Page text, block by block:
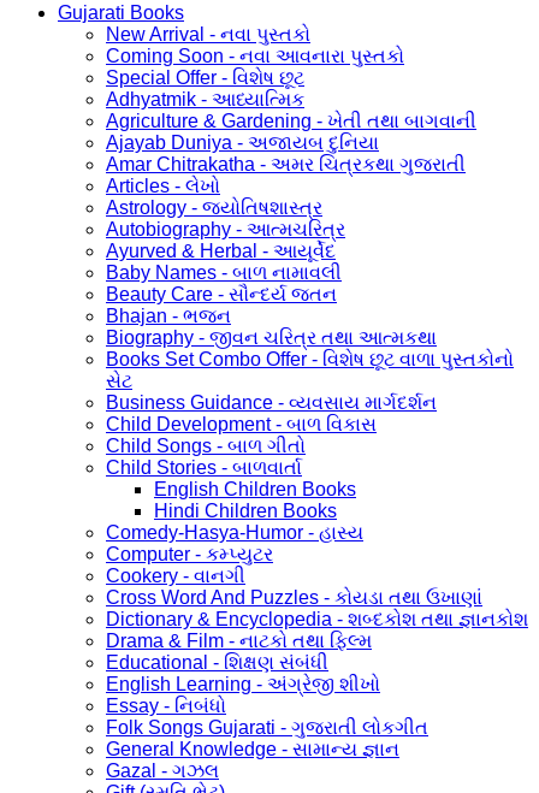
Gujarati Books
New Arrival - નવા પુસ્તકો
Coming Soon - નવા આવનારા પુસ્તકો
Special Offer - વિશેષ છૂટ
Adhyatmik - આધ્યાત્મિક
Agriculture & Gardening - ખેતી તથા બાગવાની
Ajayab Duniya - અજાયબ દુનિયા
Amar Chitrakatha - અમર ચિત્રકથા ગુજરાતી
Articles - લેખો
Astrology - જ્યોતિષશાસ્ત્ર
Autobiography - આત્મચરિત્ર
Ayurved & Herbal - આયૂર્વેદ
Baby Names - બાળ નામાવલી
Beauty Care - સૌન્દર્ય જતન
Bhajan - ભજન
Biography - જીવન ચરિત્ર તથા આત્મકથા
Books Set Combo Offer - વિશેષ છૂટ વાળા પુસ્તકોનો
સેટ
Business Guidance - વ્યવસાય માર્ગદર્શન
Child Development - બાળ વિકાસ
Child Songs - બાળ ગીતો
Child Stories - બાળવાર્તા
English Children Books
Hindi Children Books
Comedy-Hasya-Humor - હાસ્ય
Computer - કમ્પ્યુટર
Cookery - વાનગી
Cross Word And Puzzles - કોયડા તથા ઉખાણાં
Dictionary & Encyclopedia - શબ્દકોશ તથા જ્ઞાનકોશ
Drama & Film - નાટકો તથા ફિલ્મ
Educational - શિક્ષણ સંબંધી
English Learning - અંગ્રેજી શીખો
Essay - નિબંધો
Folk Songs Gujarati - ગુજરાતી લોકગીત
General Knowledge - સામાન્ય જ્ઞાન
Gazal - ગઝલ